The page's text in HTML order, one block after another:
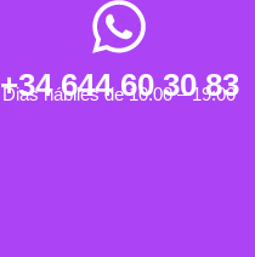
+34 644 60 30 83
Dias hábiles de 10:00 – 19:00